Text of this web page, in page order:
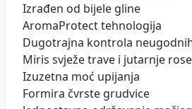
Izrađen od bijele gline
AromaProtect tehnologija
Dugotrajna kontrola
Miris svježe trave i jutarnje rose
Izuzetna moć upijanja
Formira čvrste grudvice